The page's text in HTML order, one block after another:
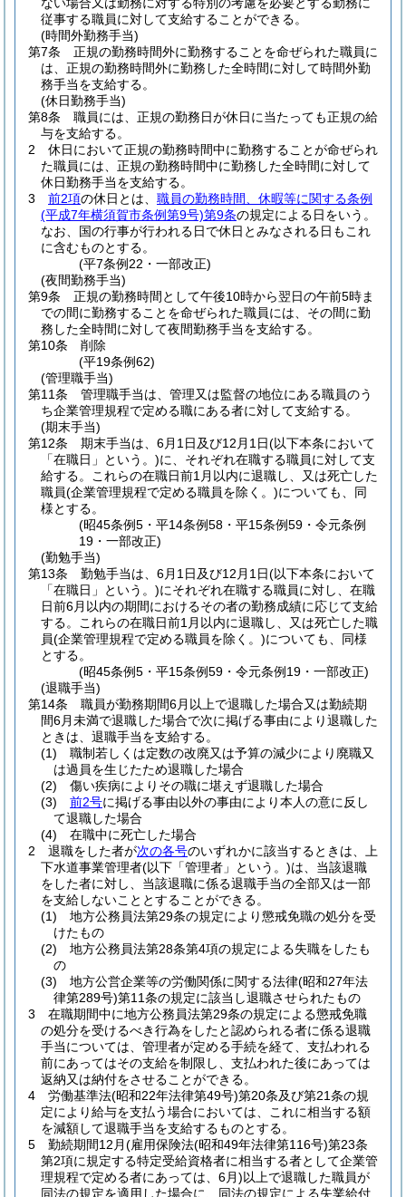
従事する職員に対して支給することができる。
(時間外勤務手当)
第7条
正規の勤務時間外に勤務することを命ぜられた職員に
は、正規の勤務時間外に勤務した全時間に対して時間外勤
務手当を支給する。
(休日勤務手当)
第8条
職員には、正規の勤務日が休日に当たっても正規の給
与を支給する。
2
休日において正規の勤務時間中に勤務することが命ぜられ
た職員には、正規の勤務時間中に勤務した全時間に対して
休日勤務手当を支給する。
3
前2項の休日とは、 職員の勤務時間、休暇等に関する条例
(平成7年横須賀市条例第9号)第9条の規定による日をいう。
なお、国の行事が行われる日で休日とみなされる日もこれ
に含むものとする。
(平7条例22・一部改正)
(夜間勤務手当)
第9条
正規の勤務時間として午後10時から翌日の午前5時ま
での間に勤務することを命ぜられた職員には、その間に勤
務した全時間に対して夜間勤務手当を支給する。
第10条
削除
(平19条例62)
(管理職手当)
第11条
管理職手当は、管理又は監督の地位にある職員のう
ち企業管理規程で定める職にある者に対して支給する。
(期末手当)
第12条
期末手当は、6月1日及び12月1日(以下本条において
「在職日」という。)に、それぞれ在職する職員に対して支
給する。
これらの在職日前1月以内に退職し、又は死亡した
職員(企業管理規程で定める職員を除く。)についても、同
様とする。
(昭45条例5・平14条例58・平15条例59・令元条例
19・一部改正)
(勤勉手当)
第13条
勤勉手当は、6月1日及び12月1日(以下本条において
「在職日」という。)にそれぞれ在職する職員に対し、在職
日前6月以内の期間におけるその者の勤務成績に応じて支給
する。
これらの在職日前1月以内に退職し、又は死亡した職
員(企業管理規程で定める職員を除く。)についても、同様
とする。
(昭45条例5・平15条例59・令元条例19・一部改正)
(退職手当)
第14条
職員が勤務期間6月以上で退職した場合又は勤続期
間6月未満で退職した場合で次に掲げる事由により退職した
ときは、退職手当を支給する。
(1)
職制若しくは定数の改廃又は予算の減少により廃職又
は過員を生じたため退職した場合
(2)
傷い疾病によりその職に堪えず退職した場合
(3)
前2号に掲げる事由以外の事由により本人の意に反し
て退職した場合
(4)
在職中に死亡した場合
2
退職をした者が次の各号のいずれかに該当するときは、上
下水道事業管理者(以下「管理者」という。)は、当該退職
をした者に対し、当該退職に係る退職手当の全部又は一部
を支給しないこととすることができる。
(1)
地方公務員法第29条の規定により懲戒免職の処分を受
けたもの
(2)
地方公務員法第28条第4項の規定による失職をしたも
の
(3)
地方公営企業等の労働関係に関する法律(昭和27年法
律第289号)第11条の規定に該当し退職させられたもの
3
在職期間中に地方公務員法第29条の規定による懲戒免職
の処分を受けるべき行為をしたと認められる者に係る退職
手当については、管理者が定める手続を経て、支払われる
前にあってはその支給を制限し、支払われた後にあっては
返納又は納付をさせることができる。
4
労働基準法(昭和22年法律第49号)第20条及び第21条の規
定により給与を支払う場合においては、これに相当する額
を減額して退職手当を支給するものとする。
5
勤続期間12月(雇用保険法(昭和49年法律第116号)第23条
第2項に規定する特定受給資格者に相当する者として企業管
理規程で定める者にあっては、6月)以上で退職した職員が
同法の規定を適用した場合に、同法の規定による失業給付